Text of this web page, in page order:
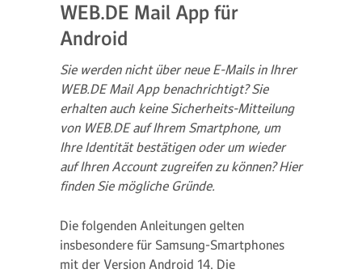
WEB.DE Mail App für
Android
Sie werden nicht über neue E-Mails in Ihrer
WEB.DE Mail App benachrichtigt? Sie
erhalten auch keine Sicherheits-Mitteilung
von WEB.DE auf Ihrem Smartphone, um
Ihre Identität bestätigen oder um wieder
auf Ihren Account zugreifen zu können? Hier
finden Sie mögliche Gründe.
Die folgenden Anleitungen gelten
insbesondere für Samsung-Smartphones
mit der Version Android 14. Die